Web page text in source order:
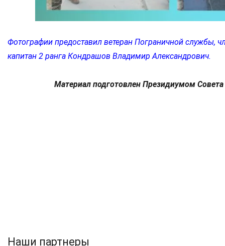
Фотографии предоставил ветеран Пограничной службы,
капитан 2 ранга Кондрашов Владимир Александрович.
Материал подготовлен Президиумом
Наши партнеры